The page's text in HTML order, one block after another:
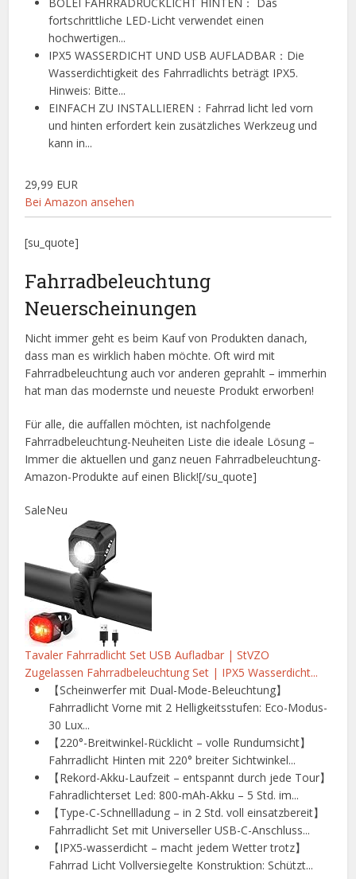
fortschrittliche LED-Licht verwendet einen
hochwertigen...
IPX5 WASSERDICHT UND USB AUFLADBAR：Die
Wasserdichtigkeit des Fahrradlichts beträgt IPX5.
Hinweis: Bitte...
EINFACH ZU INSTALLIEREN：Fahrrad licht led vorn
und hinten erfordert kein zusätzliches Werkzeug und
kann in...
29,99 EUR
Bei Amazon ansehen
[su_quote]
Fahrradbeleuchtung
Neuerscheinungen
Nicht immer geht es beim Kauf von Produkten danach,
dass man es wirklich haben möchte. Oft wird mit
Fahrradbeleuchtung auch vor anderen geprahlt – immerhin
hat man das modernste und neueste Produkt erworben!
Für alle, die auffallen möchten, ist nachfolgende
Fahrradbeleuchtung-Neuheiten Liste die ideale Lösung –
Immer die aktuellen und ganz neuen Fahrradbeleuchtung-
Amazon-Produkte auf einen Blick![/su_quote]
SaleNeu
Tavaler Fahrradlicht Set USB Aufladbar | StVZO
Zugelassen Fahrradbeleuchtung Set | IPX5 Wasserdicht...
【Scheinwerfer mit Dual-Mode-Beleuchtung】
Fahrradlicht Vorne mit 2 Helligkeitsstufen: Eco-Modus-
30 Lux...
【220°-Breitwinkel-Rücklicht – volle Rundumsicht】
Fahrradlicht Hinten mit 220° breiter Sichtwinkel...
【Rekord-Akku-Laufzeit – entspannt durch jede Tour】
Fahradlichterset Led: 800-mAh-Akku – 5 Std. im...
【Type-C-Schnellladung – in 2 Std. voll einsatzbereit】
Fahrradlicht Set mit Universeller USB-C-Anschluss...
【IPX5-wasserdicht – macht jedem Wetter trotz】
Fahrrad Licht Vollversiegelte Konstruktion: Schützt...